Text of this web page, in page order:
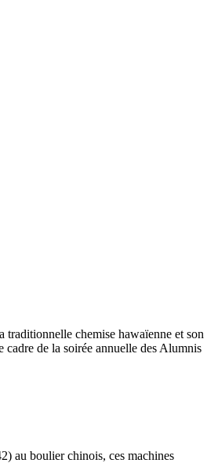
chemise hawaïenne et son
de la soirée annuelle des Alumnis
au boulier chinois, ces machines